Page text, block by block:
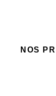
NOS